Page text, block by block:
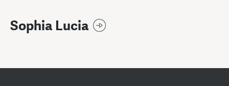
Sophia Lucia